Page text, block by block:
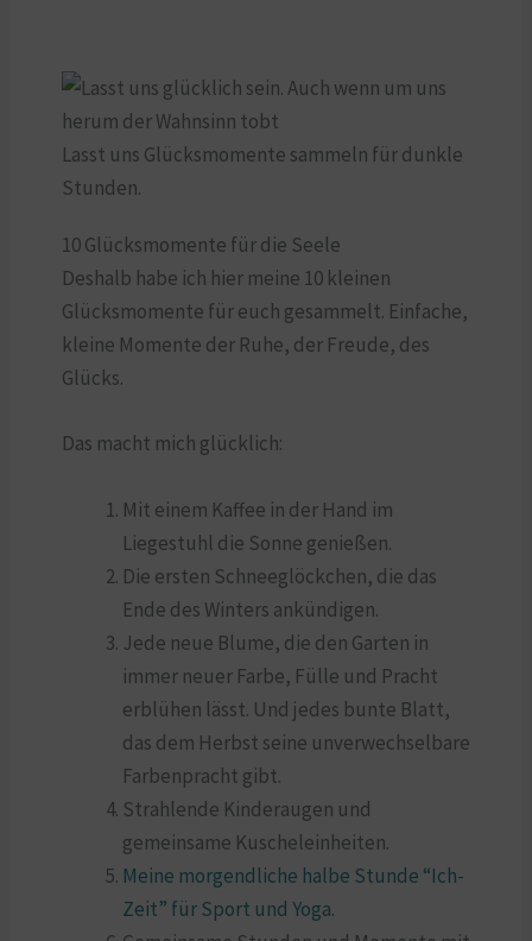
Lasst uns Glücksmomente sammeln für dunkle
Stunden.
10 Glücksmomente für die Seele
Deshalb habe ich hier meine 10 kleinen
Glücksmomente für euch gesammelt. Einfache,
kleine Momente der Ruhe, der Freude, des
Glücks.
Das macht mich glücklich:
Mit einem Kaffee in der Hand im
Liegestuhl die Sonne genießen.
Die ersten Schneeglöckchen, die das
Ende des Winters ankündigen.
Jede neue Blume, die den Garten in
immer neuer Farbe, Fülle und Pracht
erblühen lässt. Und jedes bunte Blatt,
das dem Herbst seine unverwechselbare
Farbenpracht gibt.
Strahlende Kinderaugen und
gemeinsame Kuscheleinheiten.
Meine morgendliche halbe Stunde “Ich-
Zeit” für Sport und Yoga.